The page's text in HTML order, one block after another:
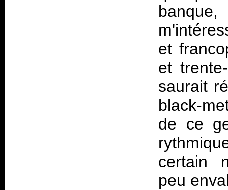
et
et
saurait
black-
de ce
certain
peu